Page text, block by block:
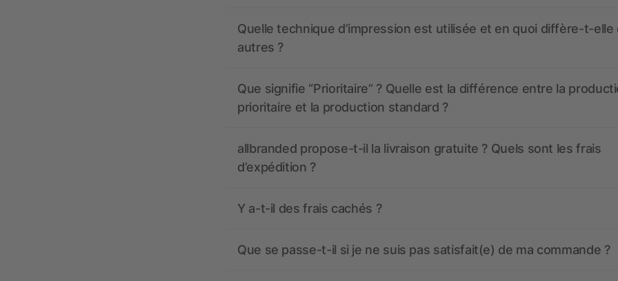
Quelle technique d’impression est utilisée et en quoi diffère-t-elle
autres ?
Que signifie “Prioritaire” ? Quelle est la différence entre la
prioritaire et la production standard ?
allbranded propose-t-il la livraison gratuite ? Quels sont les frais
d’expédition ?
Y a-t-il des frais cachés ?
Que se passe-t-il si je ne suis pas satisfait(e) de ma commande ?